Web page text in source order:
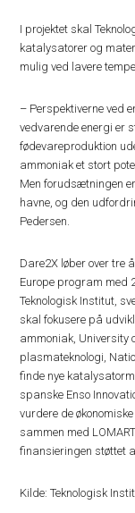
I projektet skal
katalysatorer og
mulig ved lavere
– Perspektiverne ved
vedvarende energi er
fødevareproduktion
ammoniak et stort
Men forudsætningen
havne, og den
Pedersen.
Dare2X løber over tre
Europe program med
Teknologisk Institut,
skal fokusere på
ammoniak, University
plasmateknologi,
finde nye
spanske Enso
vurdere de
sammen med
finansieringen støttet
Kilde: Teknologisk